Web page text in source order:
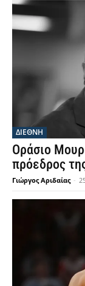
ΔΙΕΘΝΗ
Οράσιο
πρόεδρος
Γιώργος Αριδαίας -